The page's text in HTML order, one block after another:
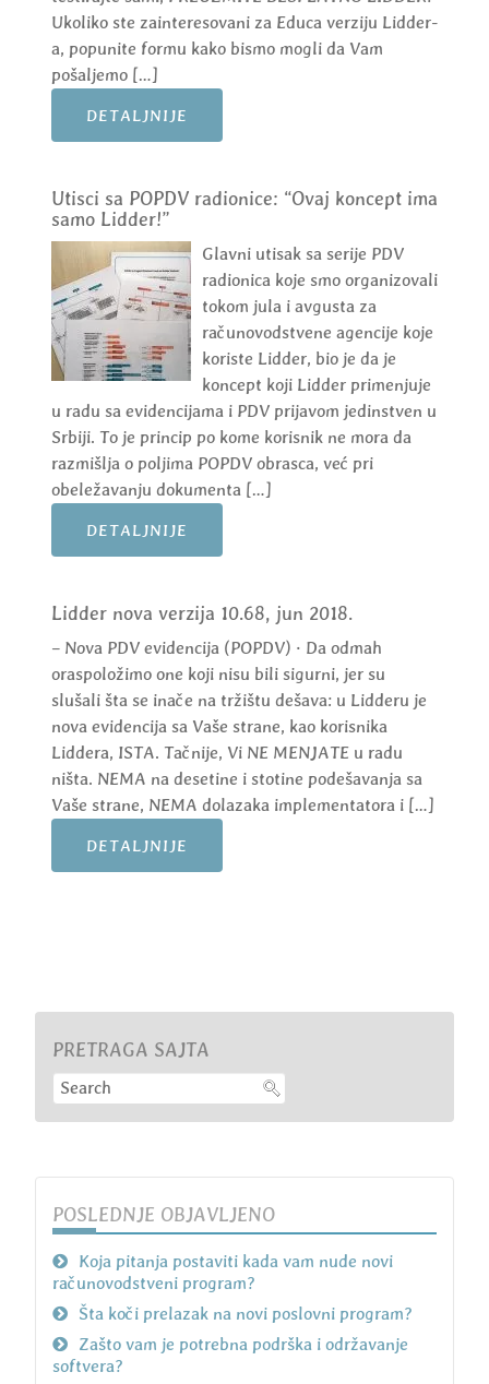
Ukoliko ste zainteresovani za Educa verziju Lidder-
a, popunite formu kako bismo mogli da Vam
pošaljemo […]
DETALJNIJE
Utisci sa POPDV radionice: “Ovaj koncept ima
samo Lidder!”
Glavni utisak sa serije PDV
radionica koje smo organizovali
tokom jula i avgusta za
računovodstvene agencije koje
koriste Lidder, bio je da je
koncept koji Lidder primenjuje
u radu sa evidencijama i PDV prijavom jedinstven u
Srbiji. To je princip po kome korisnik ne mora da
razmišlja o poljima POPDV obrasca, već pri
obeležavanju dokumenta […]
DETALJNIJE
Lidder nova verzija 10.68, jun 2018.
– Nova PDV evidencija (POPDV) · Da odmah
oraspoložimo one koji nisu bili sigurni, jer su
slušali šta se inače na tržištu dešava: u Lidderu je
nova evidencija sa Vaše strane, kao korisnika
Liddera, ISTA. Tačnije, Vi NE MENJATE u radu
ništa. NEMA na desetine i stotine podešavanja sa
Vaše strane, NEMA dolazaka implementatora i […]
DETALJNIJE
PRETRAGA SAJTA
POSLEDNJE OBJAVLJENO
Koja pitanja postaviti kada vam nude novi
računovodstveni program?
Šta koči prelazak na novi poslovni program?
Zašto vam je potrebna podrška i održavanje
softvera?